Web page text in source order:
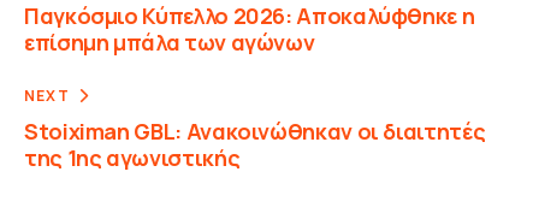
Παγκόσμιο Κύπελλο 2026: Αποκαλύφθηκε η
επίσημη μπάλα των αγώνων
NEXT
Stoiximan GBL: Ανακοινώθηκαν οι διαιτητές
της 1ης αγωνιστικής